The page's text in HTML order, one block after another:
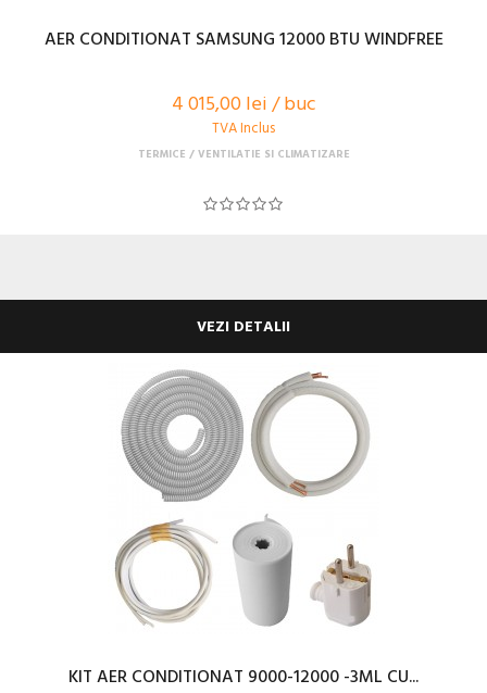
AER CONDITIONAT SAMSUNG 12000 BTU WINDFREE
4 015,00 lei / buc
TVA Inclus
TERMICE VENTILATIE SI CLIMATIZARE
VEZI DETALII
KIT AER CONDITIONAT 9000-12000 -3ML CU...